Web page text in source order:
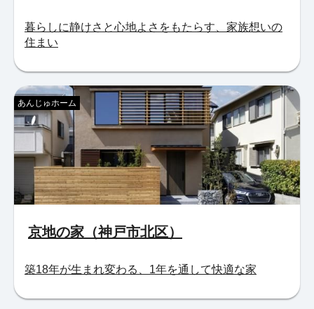
暮らしに静けさと心地よさをもたらす、家族想いの
住まい
京地の家（神戸市北区）
あんじゅホーム
築18年が生まれ変わる、1年を通して快適な家